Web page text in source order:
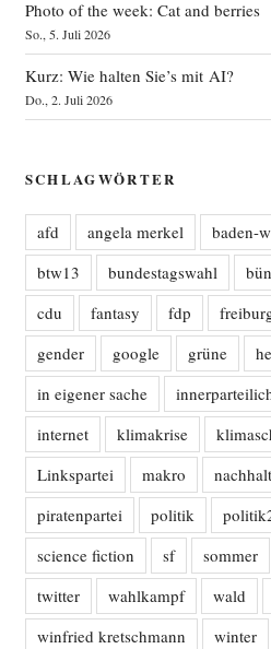
Photo of the week: Cat and berries
So., 5. Juli 2026
Kurz: Wie halten Sie’s mit AI?
Do., 2. Juli 2026
SCHLAGWÖRTER
afd angela merkel baden-
btw13
bundestagswahl
cdu
fantasy fdp
gender
google grüne
in eigener sache
internet
klimakrise
Linkspartei
makro
piratenpartei
politik
science fiction
sf sommer
twitter
wahlkampf wald
winfried kretschmann
winter